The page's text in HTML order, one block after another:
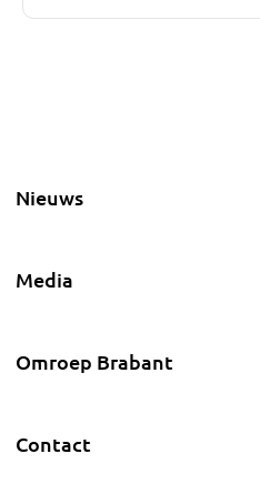
Nieuws
Media
Omroep Brabant
Contact